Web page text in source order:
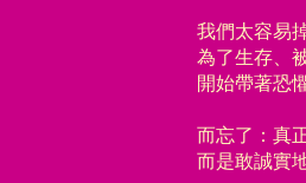
我們太容易
為了生存、
開始帶著恐
而忘了：真
而是敢誠實